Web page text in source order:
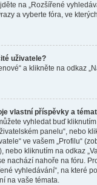
na „Rozšířené
a vyberte fóra, ve
uživatele?
a klikněte na odkaz
vlastní příspěvky a
vyhledat buď
panelu“, nebo
ve vašem „Profilu“
nebo kliknutím na odkaz
nachází nahoře na fóru.
vyhledávání“, na které
na vaše témata.